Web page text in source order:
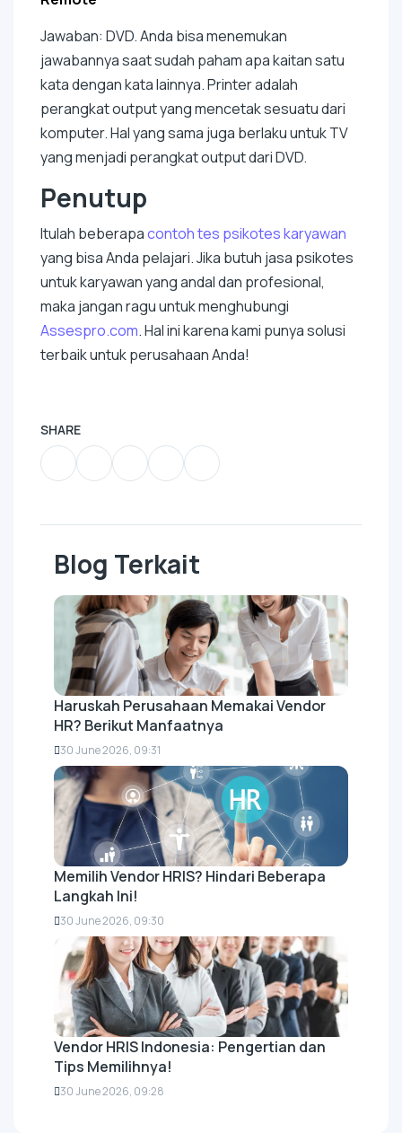
Jawaban: DVD. Anda bisa menemukan
jawabannya saat sudah paham apa kaitan satu
kata dengan kata lainnya. Printer adalah
perangkatoutputyang mencetak sesuatu dari
komputer. Hal yang sama juga berlaku untuk TV
yang menjadi perangkatoutputdari DVD.
Penutup
Itulah beberapacontoh tes psikotes karyawan
yang bisa Anda pelajari. Jika butuh jasa psikotes
untuk karyawan yang andal dan profesional,
maka jangan ragu untuk menghubungi
Assespro.com. Hal ini karena kami punya solusi
terbaik untuk perusahaan Anda!
SHARE
Blog Terkait
Haruskah Perusahaan Memakai Vendor
HR? Berikut Manfaatnya
30 June 2026, 09:31
Memilih Vendor HRIS? Hindari Beberapa
Langkah Ini!
30 June 2026, 09:30
Vendor HRIS Indonesia: Pengertian dan
Tips Memilihnya!
30 June 2026, 09:28